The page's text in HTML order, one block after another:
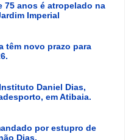
75 anos é atropelado na
Imperial
têm novo prazo para
Daniel Dias,
em Atibaia.
por estupro de
Dias.